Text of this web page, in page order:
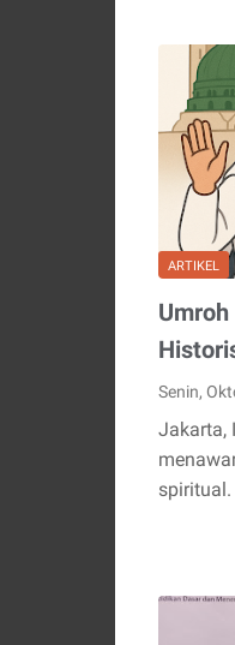
ARTIKEL
Senin,
Jakarta,